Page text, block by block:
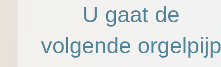
U gaat de
volgende orgelpijp